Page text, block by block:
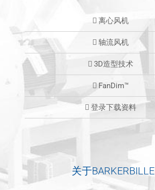
离心风机
轴流风机
3D造型技术
FanDim™
登录下载资料
关于BARKERBILLE